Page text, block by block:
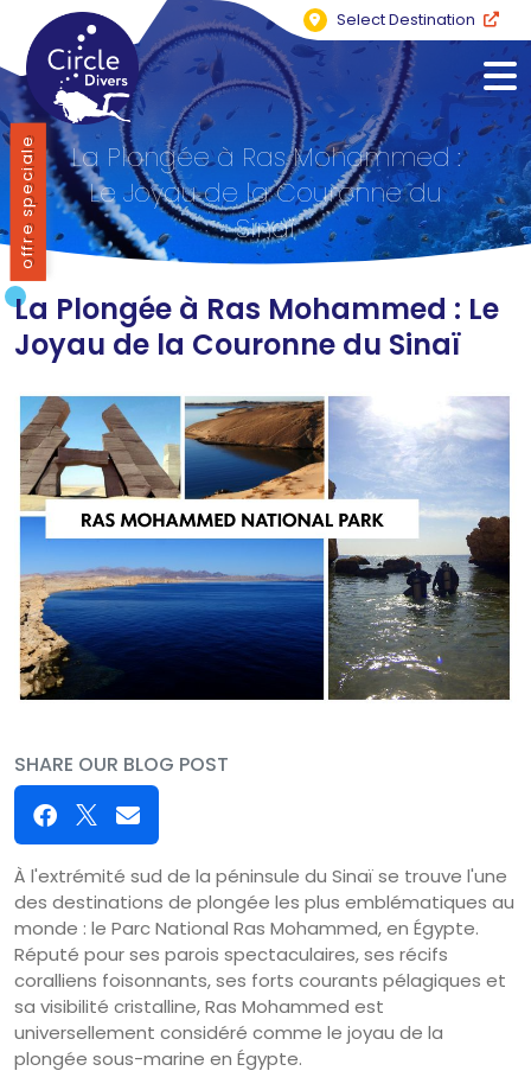
Select Destination
La Plongée à Ras Mohammed :
Le Joyau de la Couronne du
Sinaï
La Plongée à Ras Mohammed : Le
Joyau de la Couronne du Sinaï
SHARE OUR BLOG POST
À l'extrémité sud de la péninsule du Sinaï se trouve l'une
des destinations de plongée les plus emblématiques au
monde : le Parc National Ras Mohammed, en Égypte.
Réputé pour ses parois spectaculaires, ses récifs
coralliens foisonnants, ses forts courants pélagiques et
sa visibilité cristalline, Ras Mohammed est
universellement considéré comme le joyau de la
plongée sous-marine en Égypte.
offre speciale